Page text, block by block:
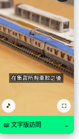
AISI 網絡保安測
近 3... 閱讀全文
🎵 ⛶
📖 文字版訪問 →